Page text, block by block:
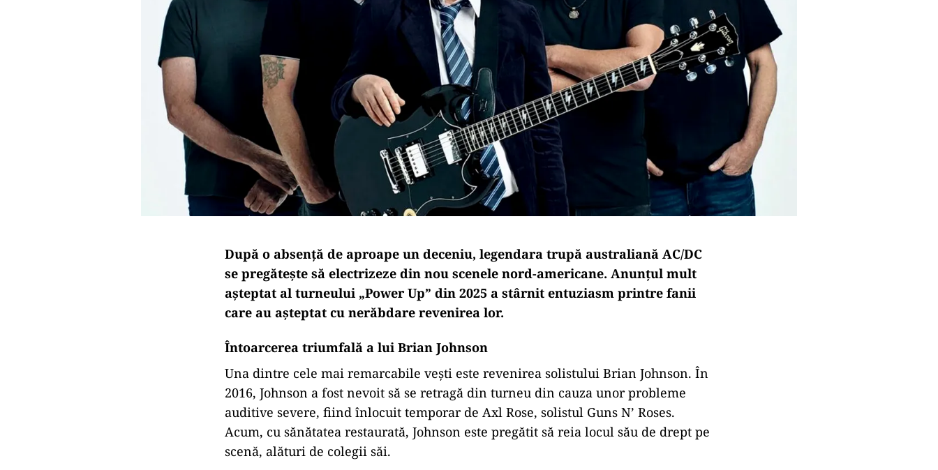
După o absență de aproape un deceniu, legendara trupă australiană AC/DC
se pregătește să electrizeze din nou scenele nord-americane. Anunțul mult
așteptat al turneului „Power Up” din 2025 a stârnit entuziasm printre fanii
care au așteptat cu nerăbdare revenirea lor.
Întoarcerea triumfală a lui Brian Johnson
Una dintre cele mai remarcabile vești este revenirea solistului Brian Johnson. În
2016, Johnson a fost nevoit să se retragă din turneu din cauza unor probleme
auditive severe, fiind înlocuit temporar de Axl Rose, solistul Guns N’ Roses.
Acum, cu sănătatea restaurată, Johnson este pregătit să reia locul său de drept pe
scenă, alături de colegii săi.